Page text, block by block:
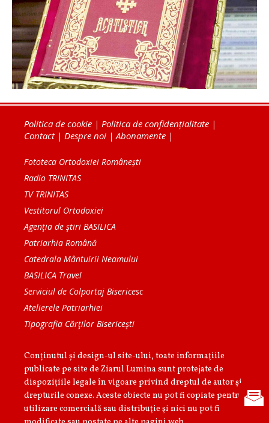
Politica de cookie | Politica de confidențialitate |
Contact| Despre noi | Abonamente |
Fototeca Ortodoxiei Românești
Radio TRINITAS
TV TRINITAS
Vestitorul Ortodoxiei
Agenţia de ştiri BASILICA
Patriarhia Română
Catedrala Mântuirii Neamului
BASILICA Travel
Serviciul de Colportaj Bisericesc
Atelierele Patriarhiei
Tipografia Cărţilor Bisericeşti
Conținutul și design-ul site-ului, toate informaţiile
publicate pe site de Ziarul Lumina sunt protejate de
dispoziţiile legale în vigoare privind dreptul de autor şi
drepturile conexe. Aceste obiecte nu pot fi copiate pentru
utilizare comercială sau distribuţie şi nici nu pot fi